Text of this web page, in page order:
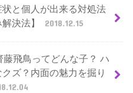
と個人が出来る対処法
解決法】
2018.12.15
藤飛鳥ってどんな子？ ハ
ズ？内面の魅力を掘り